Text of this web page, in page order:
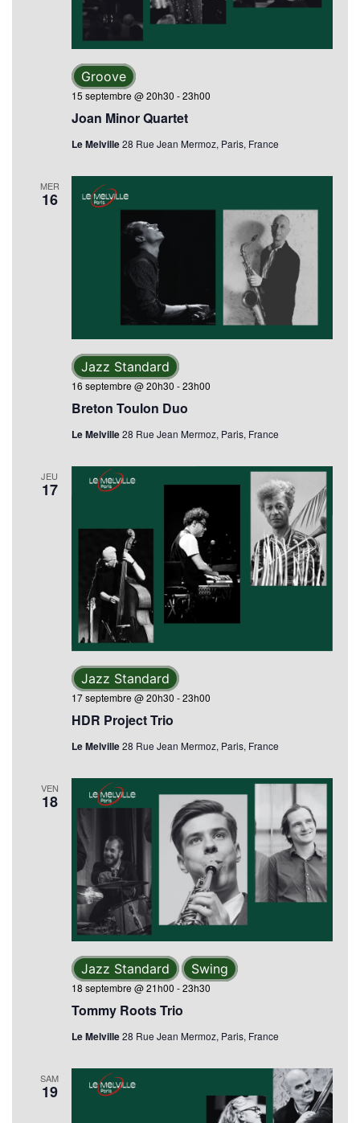
Joan Minor Quartet
15 septembre @ 20h30 -23h00
Groove
Le Melville28 Rue Jean Mermoz, Paris, France
MER
16
Breton Toulon Duo
16 septembre @ 20h30 -23h00
Jazz Standard
Le Melville28 Rue Jean Mermoz, Paris, France
JEU
17
HDR Project Trio
17 septembre @ 20h30 -23h00
Jazz Standard
Le Melville28 Rue Jean Mermoz, Paris, France
VEN
18
Tommy Roots Trio
18 septembre @ 21h00 -23h30
Jazz Standard Swing
Le Melville28 Rue Jean Mermoz, Paris, France
SAM
19